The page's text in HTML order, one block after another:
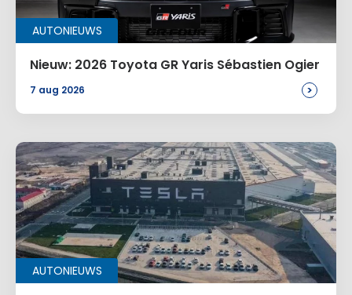
AUTONIEUWS
Nieuw: 2026 Toyota GR Yaris Sébastien Ogier
7 aug 2026 >
AUTONIEUWS